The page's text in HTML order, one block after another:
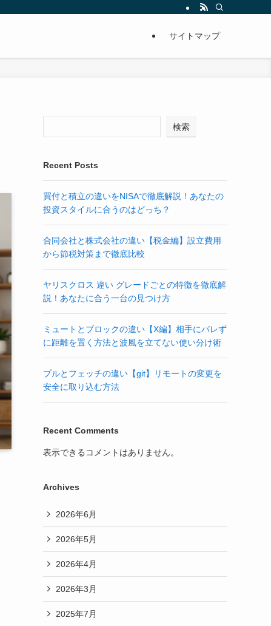
サイトマップ
検索
Recent Posts
買付と積立の違いをNISAで徹底解説！あなたの
投資スタイルに合うのはどっち？
合同会社と株式会社の違い【税金編】設立費用
から節税対策まで徹底比較
ヤリスクロス 違い グレードごとの特徴を徹底解
説！あなたに合う一台の見つけ方
ミュートとブロックの違い【X編】相手にバレず
に距離を置く方法と波風を立てない使い分け術
プルとフェッチの違い【git】リモートの変更を
安全に取り込む方法
Recent Comments
表示できるコメントはありません。
Archives
2026年6月
2026年5月
2026年4月
2026年3月
2025年7月